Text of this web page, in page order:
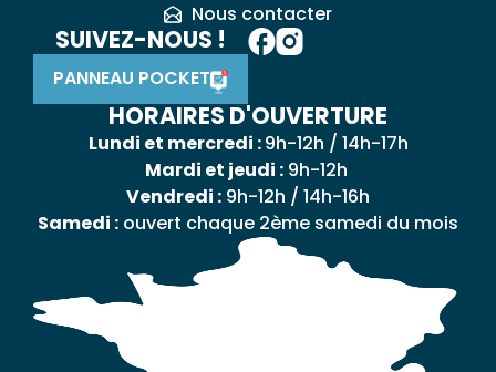
Nous contacter
SUIVEZ-NOUS !
PANNEAU POCKET
HORAIRES D'OUVERTURE
Lundi et mercredi :9h-12h / 14h-17h
Mardi et jeudi :9h-12h
Vendredi : 9h-12h / 14h-16h
Samedi : ouvert chaque 2ème samedi du mois